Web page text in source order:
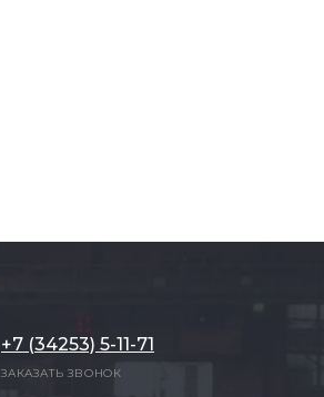
+7 (34253) 5-11-71
ЗАКАЗАТЬ ЗВОНОК